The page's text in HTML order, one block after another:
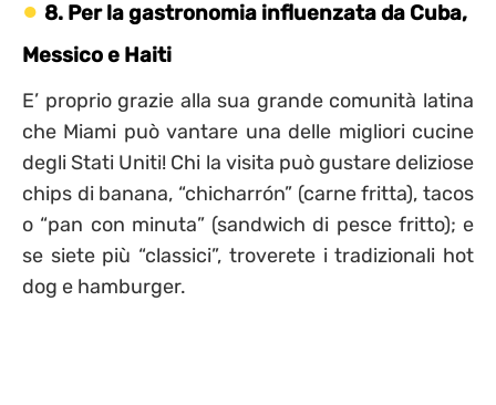
8. Per la gastronomia influenzata da Cuba,
Messico e Haiti
E’ proprio grazie alla sua grande comunità latina
che Miami può vantare una delle migliori cucine
degli Stati Uniti! Chi la visita può gustare deliziose
chips di banana, “chicharrón” (carne fritta), tacos
o “pan con minuta” (sandwich di pesce fritto); e
se siete più “classici”, troverete i tradizionali hot
dog e hamburger.